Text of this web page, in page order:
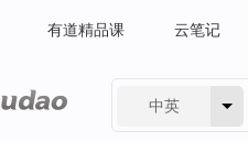
有道精品课 云笔记
中英